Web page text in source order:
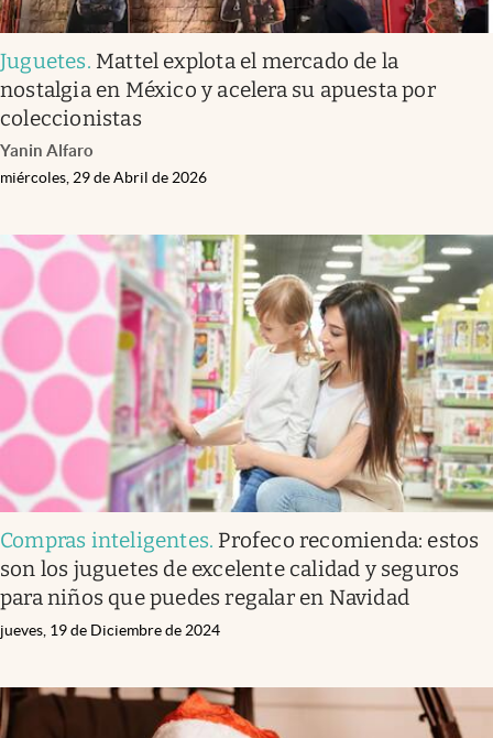
Juguetes. Mattel explota el mercado de la
nostalgia en México y acelera su apuesta por
coleccionistas
Yanin Alfaro
miércoles, 29 de Abril de 2026
Compras inteligentes. Profeco recomienda: estos
son los juguetes de excelente calidad y seguros
para niños que puedes regalar en Navidad
jueves, 19 de Diciembre de 2024